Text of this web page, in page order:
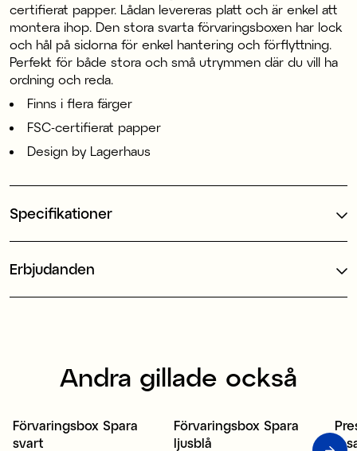
certifierat papper. Lådan levereras platt och är enkel att
montera ihop. Den stora svarta förvaringsboxen har lock
och hål på sidorna för enkel hantering och förflyttning.
Perfekt för både stora och små utrymmen där du vill ha
ordning och reda.
Finns i flera färger
FSC-certifierat papper
Design by Lagerhaus
Specifikationer
Erbjudanden
Andra gillade också
Sale
Förvaringsbox Spara
svart
Sale
Förvaringsbox Spara
ljusblå